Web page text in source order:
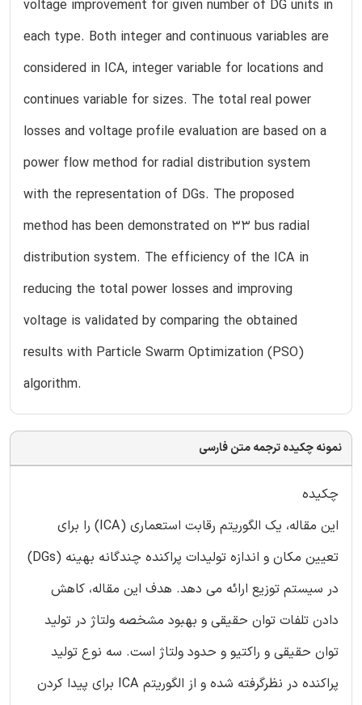
voltage improvement for given number of DG units in
each type. Both integer and continuous variables are
considered in ICA, integer variable for locations and
continues variable for sizes. The total real power
losses and voltage profile evaluation are based on a
power flow method for radial distribution system
with the representation of DGs. The proposed
method has been demonstrated on 33 bus radial
distribution system. The efficiency of the ICA in
reducing the total power losses and improving
voltage is validated by comparing the obtained
results with Particle Swarm Optimization (PSO)
algorithm.
نمونه چکیده ترجمه متن فارسی
چکیده
این مقاله، یک الگوریتم رقابت استعماری (ICA) را برای
تعیین مکان و اندازه تولیدات پراکنده چندگانه بهینه (DGs)
در سیستم توزیع ارائه می دهد. هدف این مقاله، کاهش
دادن تلفات توان حقیقی و بهبود مشخصه ولتاژ در تولید
توان حقیقی و راکتیو و حدود ولتاژ است. سه نوع تولید
پراکنده در نظرگرفته شده و از الگوریتم ICA برای پیدا کردن